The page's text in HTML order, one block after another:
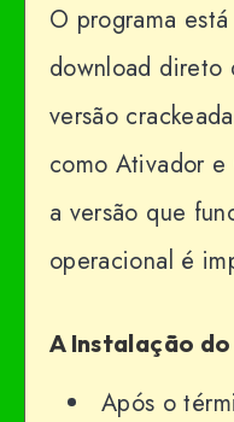
O programa
download direto
versão
como Ativador e
a versão que
operacional é
A Instalação
Após o